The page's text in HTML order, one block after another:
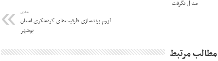
مدال نگرفت
بعدی
لزوم برندسازی ظرفیت‌های گردشگری استان
بوشهر
مطالب مرتبط